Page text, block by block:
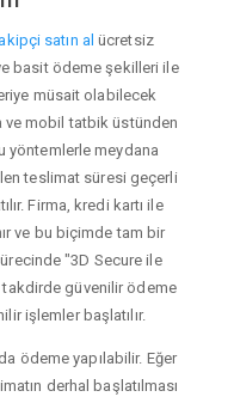
satın al ücretsiz
basit ödeme şekilleri ile
müsait olabilecek
ve mobil tatbik üstünden
yöntemlerle meydana
teslimat süresi geçerli
Firma, kredi kartı ile
ve bu biçimde tam bir
"3D Secure ile
güvenilir ödeme
işlemler başlatılır.
ödeme yapılabilir. Eğer
derhal başlatılması